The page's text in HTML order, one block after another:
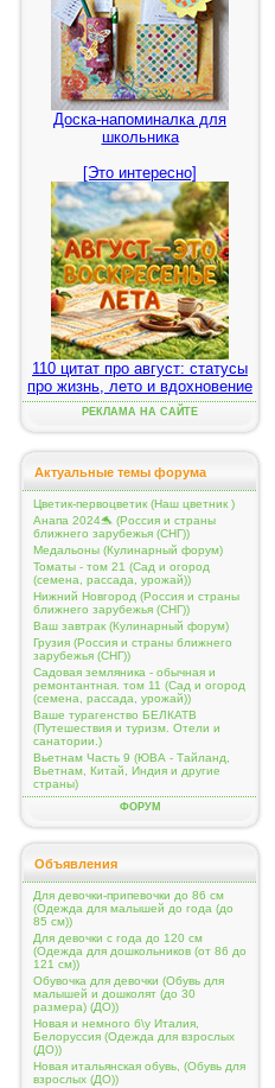
Доска-напоминалка для
школьника
[Это интересно]
110 цитат про август: статусы
про жизнь, лето и вдохновение
РЕКЛАМА НА САЙТЕ
Актуальные темы форума
Цветик-первоцветик (Наш цветник )
Анапа 2024🐬 (Россия и страны
ближнего зарубежья (СНГ))
Медальоны (Кулинарный форум)
Томаты - том 21 (Сад и огород
(семена, рассада, урожай))
Нижний Новгород (Россия и страны
ближнего зарубежья (СНГ))
Ваш завтрак (Кулинарный форум)
Грузия (Россия и страны ближнего
зарубежья (СНГ))
Садовая земляника - обычная и
ремонтантная. том 11 (Сад и огород
(семена, рассада, урожай))
Ваше турагенство БЕЛКАТВ
(Путешествия и туризм. Отели и
санатории.)
Вьетнам Часть 9 (ЮВА - Тайланд,
Вьетнам, Китай, Индия и другие
страны)
ФОРУМ
Объявления
Для девочки-припевочки до 86 см
(Одежда для малышей до года (до
85 см))
Для девочки с года до 120 см
(Одежда для дошкольников (от 86 до
121 см))
Обувочка для девочки (Обувь для
малышей и дошколят (до 30
размера) (ДО))
Новая и немного б\у Италия,
Белоруссия (Одежда для взрослых
(ДО))
Новая итальянская обувь, (Обувь для
взрослых (ДО))